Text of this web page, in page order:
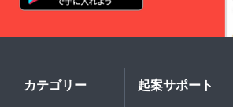
カテゴリー 起案サポート